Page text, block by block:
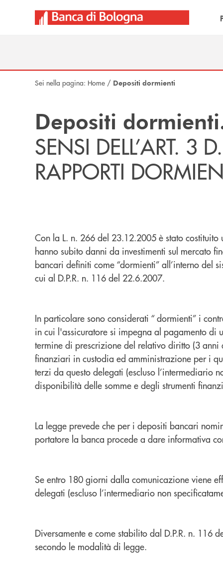
Sei nella pagina: Home / Depositi dormienti
Depositi
SENSI DELL’ART. 3
RAPPORTI
Con la L. n. 266 del 23.12.2005 è stato
hanno subito danni da investimenti sul mercato
bancari definiti come “dormienti” all’interno del
cui al D.P.R. n. 116 del 22.6.2007.
In particolare sono considerati “ dormienti” i
in cui l'assicuratore si impegna al pagamento di
termine di prescrizione del relativo diritto (3
finanziari in custodia ed amministrazione per i
terzi da questo delegati (escluso l’intermediario
disponibilità delle somme e degli strumenti
La legge prevede che per i depositi bancari
portatore la banca procede a dare informativa
Se entro 180 giorni dalla comunicazione viene
delegati (escluso l’intermediario non
Diversamente e come stabilito dal D.P.R. n. 116
secondo le modalità di legge.